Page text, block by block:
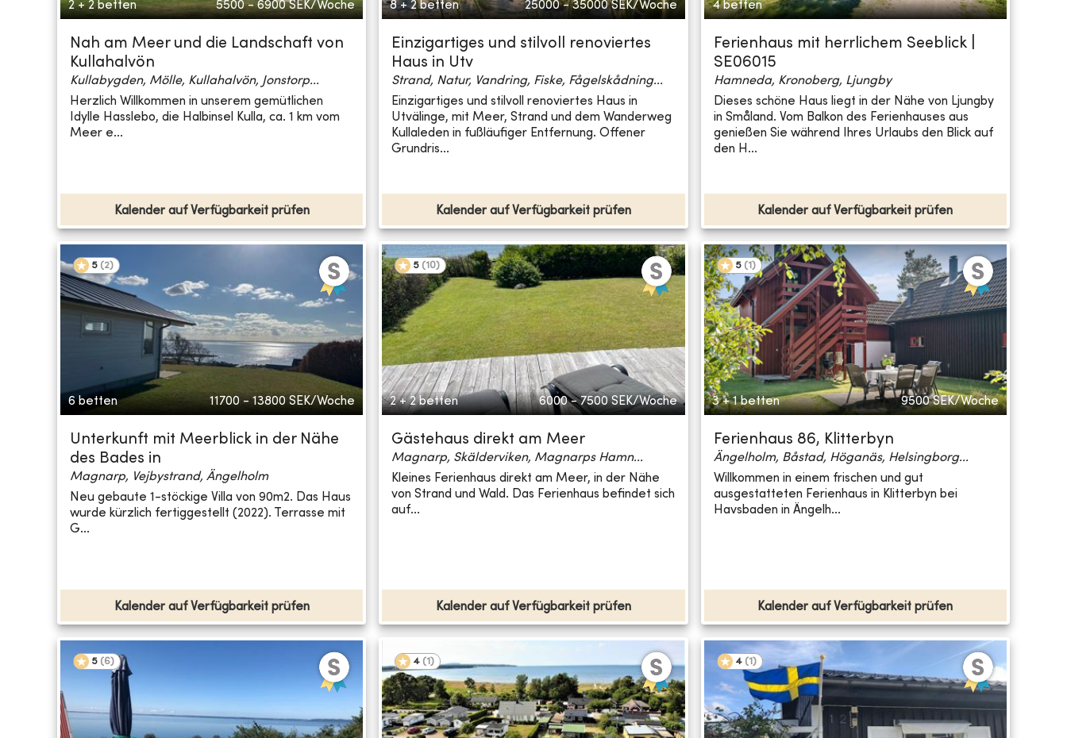
2 + 2 betten 5500 - 6900 SEK/Woche
Nah am Meer und die Landschaft von
Kullahalvön
Kullabygden, Mölle, Kullahalvön, Jonstorp...
Herzlich Willkommen in unserem gemütlichen
Idylle Hasslebo, die Halbinsel Kulla, ca. 1 km vom
Meer e...
Kalender auf Verfügbarkeit prüfen
8 + 2 betten 25000 - 35000 SEK/Woche
Einzigartiges und stilvoll renoviertes
Haus in Utv
Strand, Natur, Vandring, Fiske, Fågelskådning...
Einzigartiges und stilvoll renoviertes Haus in
Utvälinge, mit Meer, Strand und dem Wanderweg
Kullaleden in fußläufiger Entfernung. Offener
Grundris...
Kalender auf Verfügbarkeit prüfen
4 betten
Ferienhaus mit herrlichem Seeblick |
SE06015
Hamneda, Kronoberg, Ljungby
Dieses schöne Haus liegt in der Nähe von Ljungby
in Småland. Vom Balkon des Ferienhauses aus
genießen Sie während Ihres Urlaubs den Blick auf
den H...
Kalender auf Verfügbarkeit prüfen
5 (2)
6 betten 11700 - 13800 SEK/Woche
Unterkunft mit Meerblick in der Nähe
des Bades in
Magnarp, Vejbystrand, Ängelholm
Neu gebaute 1-stöckige Villa von 90m2. Das Haus
wurde kürzlich fertiggestellt (2022). Terrasse mit
G...
Kalender auf Verfügbarkeit prüfen
5 (10)
2 + 2 betten 6000 - 7500 SEK/Woche
Gästehaus direkt am Meer
Magnarp, Skälderviken, Magnarps Hamn...
Kleines Ferienhaus direkt am Meer, in der Nähe
von Strand und Wald. Das Ferienhaus befindet sich
auf...
Kalender auf Verfügbarkeit prüfen
5 (1 )
3 + 1 betten 9500 SEK/Woche
Ferienhaus 86, Klitterbyn
Ängelholm, Båstad, Höganäs, Helsingborg...
Willkommen in einem frischen und gut
ausgestatteten Ferienhaus in Klitterbyn bei
Havsbaden in Ängelh...
Kalender auf Verfügbarkeit prüfen
5 (6) 4 (1 ) 4 (1 )